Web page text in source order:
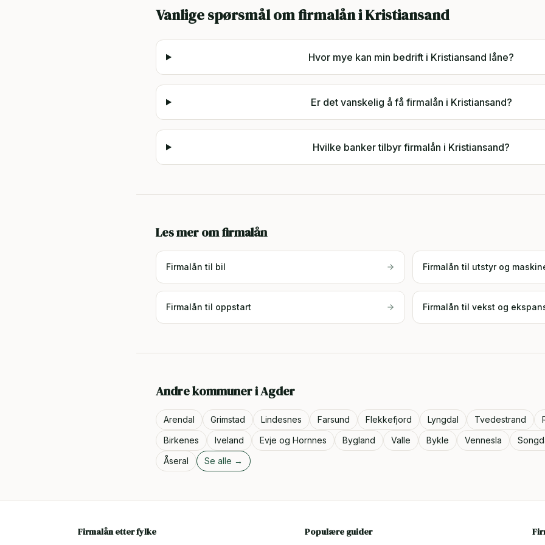
Vanlige spørsmål om firmalån iKristiansand
Hvor mye kan min bedrift i Kristiansand låne?
Er det vanskelig å få firmalån i Kristiansand?
Hvilke banker tilbyr firmalån i Kristiansand?
Les mer om firmalån
Firmalån til bil Firmalån til utstyr og
Firmalån til oppstart Firmalån til vekst og
Andre kommuner iAgder
Arendal Grimstad Lindesnes Farsund Flekkefjord Lyngdal Tvedestrand
Birkenes
Iveland Evje og Hornnes Bygland Valle Bykle Vennesla
Åseral
Se alle →
Firmalån etter fylke Populære guider